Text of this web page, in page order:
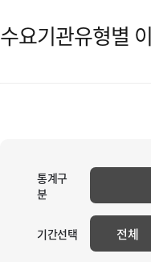
수요기관유형별
통계구
분
기간선택 전체